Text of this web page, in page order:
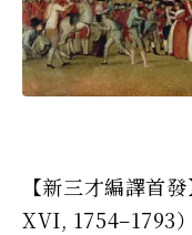
【新三才編譯首
XVI, 1754–1793